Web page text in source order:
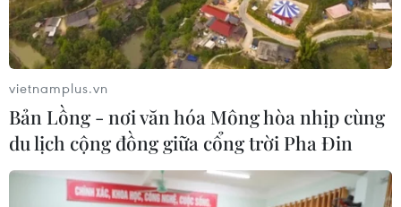
Lượng kiều hối về Thành phố Hồ Chí
Minh giảm gần 23% sau nửa năm
22/07/2026 06:22
Ấm áp nghĩa tình của những cựu
chiến binh Việt Nam tại Đức
vietnamplus.vn
Bản Lồng - nơi văn hóa Mông hòa nhịp cùng
du lịch cộng đồng giữa cổng trời Pha Đin